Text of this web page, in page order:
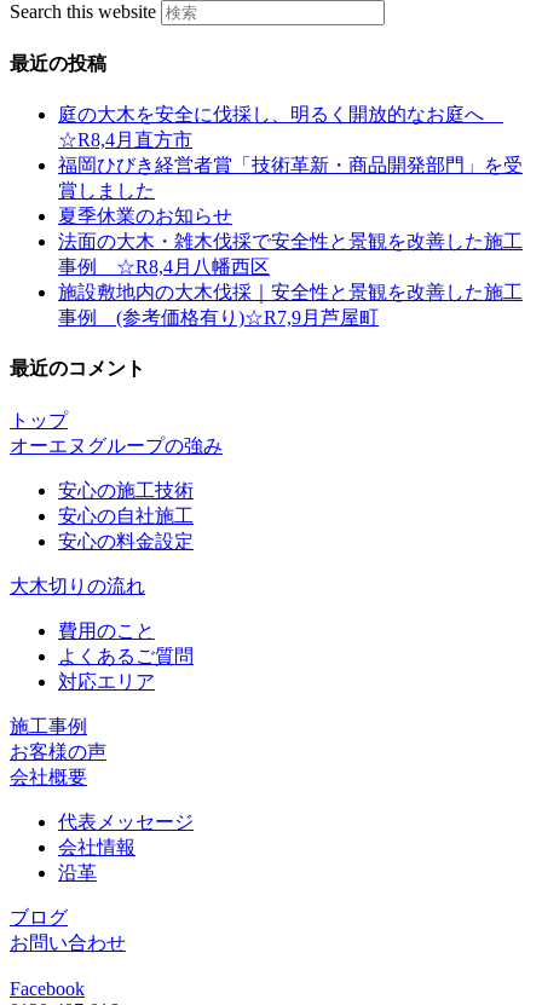
Search this website
最近の投稿
庭の大木を安全に伐採し、明るく開放的なお庭へ
☆R8,4月直方市
福岡ひびき経営者賞「技術革新・商品開発部門」を受
賞しました
夏季休業のお知らせ
法面の大木・雑木伐採で安全性と景観を改善した施工
事例 ☆R8,4月八幡西区
施設敷地内の大木伐採｜安全性と景観を改善した施工
事例 (参考価格有り)☆R7,9月芦屋町
最近のコメント
トップ
オーエヌグループの強み
安心の施工技術
安心の自社施工
安心の料金設定
大木切りの流れ
費用のこと
よくあるご質問
対応エリア
施工事例
お客様の声
会社概要
代表メッセージ
会社情報
沿革
ブログ
お問い合わせ
Facebook